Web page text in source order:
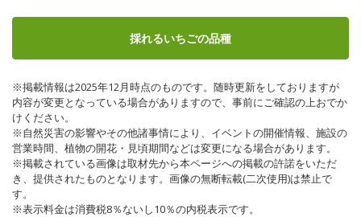
採れるいちごの品種
※掲載情報は2025年12月時点のものです。随時更新をしておりますが
内容が変更となっている場合がありますので、事前にご確認の上おでか
けください。
※自然災害の影響やその他諸事情により、イベントの開催情報、施設の
営業時間、植物の開花・見頃期間などは変更になる場合があります。
※掲載されている画像は取材先から本ページへの掲載の許諾をいただ
き、提供されたものとなります。画像の無断転載(二次使用)は禁止で
す。
※表示料金は消費税8％ないし10％の内税表示です。